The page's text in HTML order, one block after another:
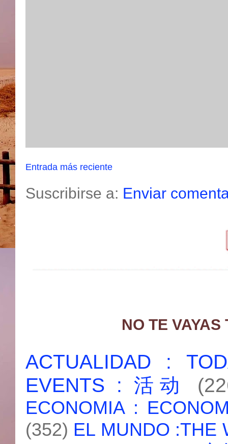
Entrada más reciente
Suscribirse a: Enviar
NO TE
ACTUALIDAD :
EVENTS : 活动
ECONOMIA :
(352) EL MUNDO :THE